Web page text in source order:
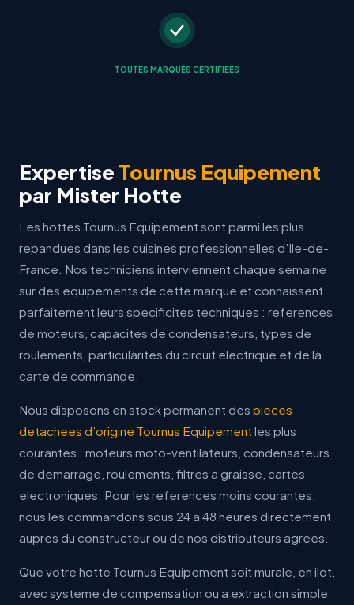
TOUTES MARQUES CERTIFIEES
Expertise Tournus Equipement
par Mister Hotte
Les hottes Tournus Equipement sont parmi les plus
repandues dans les cuisines professionnelles d’Ile-de-
France. Nos techniciens interviennent chaque semaine
sur des equipements de cette marque et connaissent
parfaitement leurs specificites techniques : references
de moteurs, capacites de condensateurs, types de
roulements, particularites du circuit electrique et de la
carte de commande.
Nous disposons en stock permanent des pieces
detachees d’origine Tournus Equipement les plus
courantes : moteurs moto-ventilateurs, condensateurs
de demarrage, roulements, filtres a graisse, cartes
electroniques. Pour les references moins courantes,
nous les commandons sous 24 a 48 heures directement
aupres du constructeur ou de nos distributeurs agrees.
Que votre hotte Tournus Equipement soit murale, en ilot,
avec systeme de compensation ou a extraction simple,